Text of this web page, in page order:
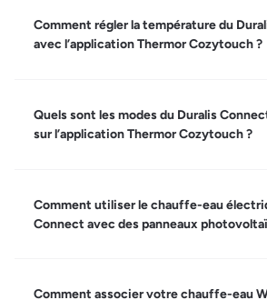
Comment régler la température du
avec l’application Thermor Cozytouch ?
Quels sont les modes du Duralis
sur l’application Thermor Cozytouch ?
Comment utiliser le chauffe-eau
Connect avec des panneaux
Comment associer votre chauffe-eau